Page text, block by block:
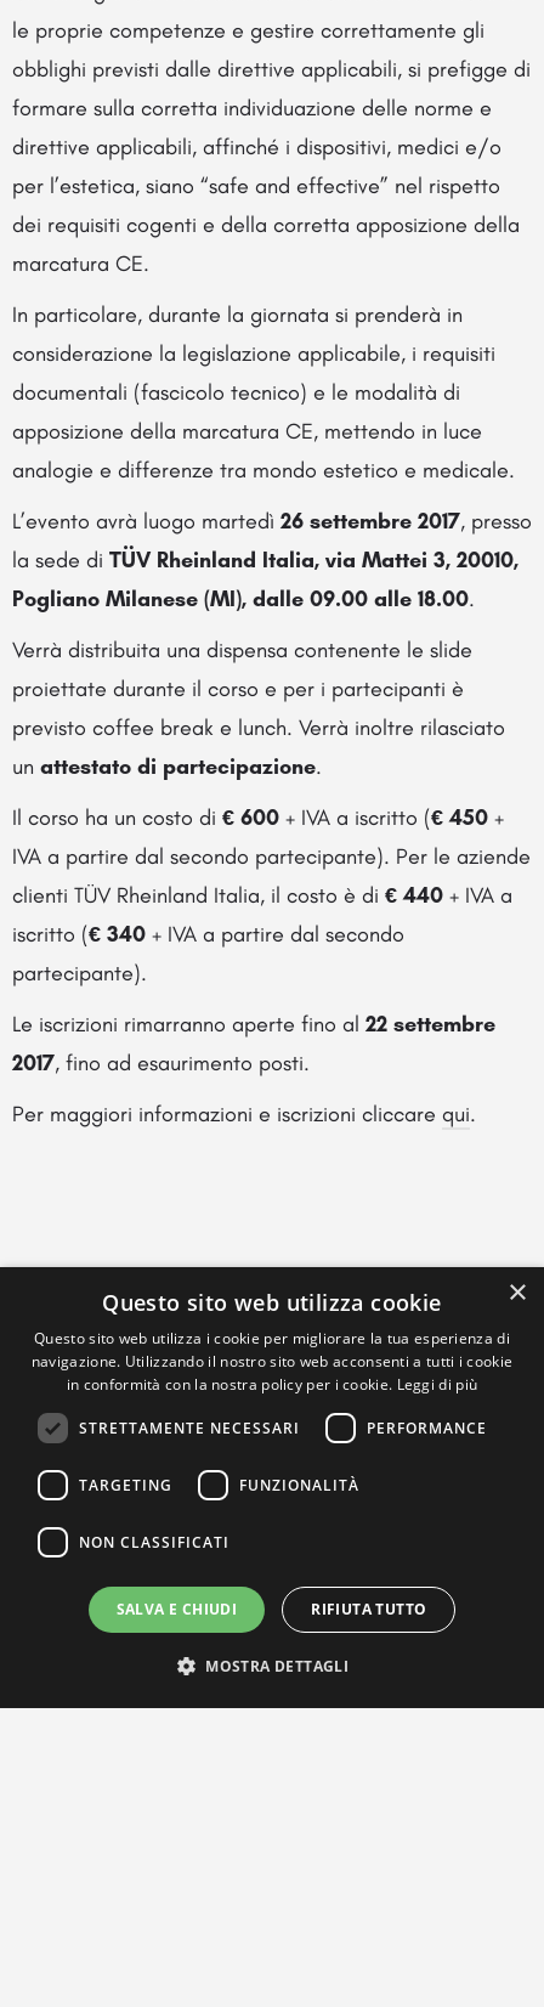
le proprie competenze e gestire correttamente gli
obblighi previsti dalle direttive applicabili, si prefigge di
formare sulla corretta individuazione delle norme e
direttive applicabili, affinché i dispositivi, medici e/o
per l’estetica, siano “safe and effective” nel rispetto
dei requisiti cogenti e della corretta apposizione della
marcatura CE.
In particolare, durante la giornata si prenderà in
considerazione la legislazione applicabile, i requisiti
documentali (fascicolo tecnico) e le modalità di
apposizione della marcatura CE, mettendo in luce
analogie e differenze tra mondo estetico e medicale.
L’evento avrà luogo martedì 26 settembre 2017, presso
la sede di TÜV Rheinland Italia, via Mattei 3, 20010,
Pogliano Milanese (MI), dalle 09.00 alle 18.00.
Verrà distribuita una dispensa contenente le slide
proiettate durante il corso e per i partecipanti è
previsto coffee break e lunch. Verrà inoltre rilasciato
un attestato di partecipazione.
Il corso ha un costo di € 600 + IVA a iscritto (€ 450 +
IVA a partire dal secondo partecipante). Per le aziende
clienti TÜV Rheinland Italia, il costo è di € 440 + IVA a
iscritto (€ 340 + IVA a partire dal secondo
partecipante).
Le iscrizioni rimarranno aperte fino al 22 settembre
2017, fino ad esaurimento posti.
Per maggiori informazioni e iscrizioni cliccare qui.
×
Questo sito web utilizza cookie
Questo sito web utilizza i cookie per migliorare la tua esperienza di
navigazione. Utilizzando il nostro sito web acconsenti a tutti i cookie
in conformità con la nostra policy per i cookie. Leggi di più
STRETTAMENTE NECESSARI PERFORMANCE
TARGETING FUNZIONALITÀ
NON CLASSIFICATI
SALVA E CHIUDI RIFIUTA TUTTO
MOSTRA DETTAGLI